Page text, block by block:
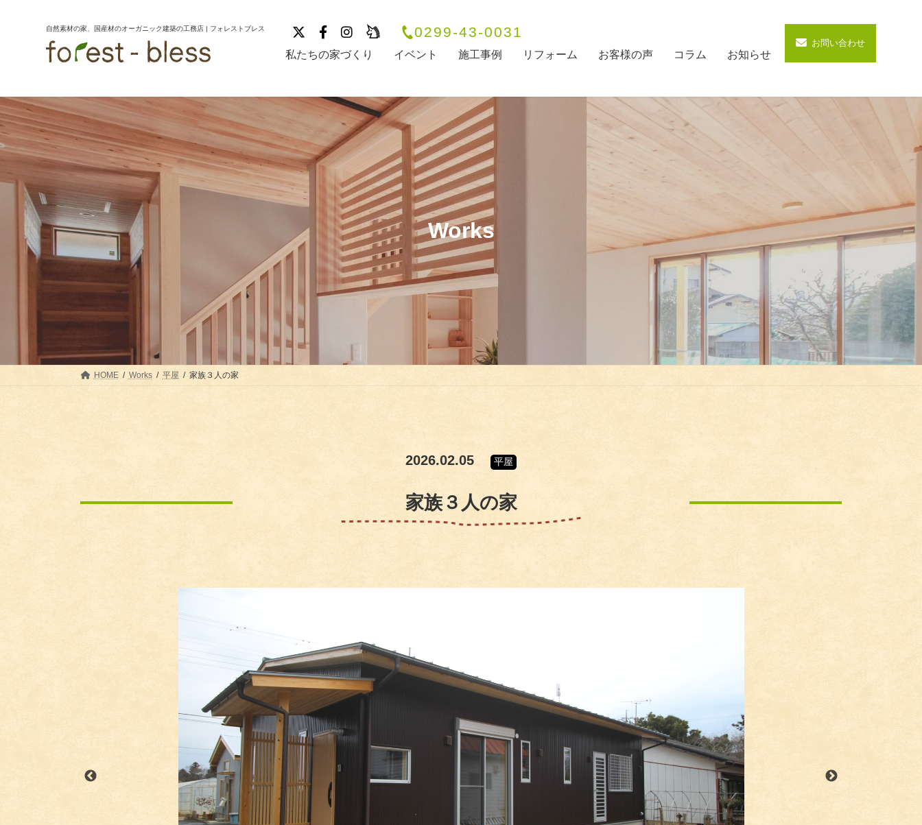
キ
ッ
プ
に
移
動
自然素材の家、国産材のオーガニック建築の工務店 | フォレストブレス 0299-43-0031
私たちの家づくり イベント 施工事例 リフォーム お客様の声 コラム お知らせ
お問い合わせ
Works
HOME Works 平屋 家族３人の家
2026.02.05 平屋
家族３人の家